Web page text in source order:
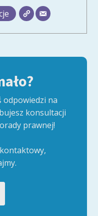
odpowiedzi na
konsultacji
prawnej!